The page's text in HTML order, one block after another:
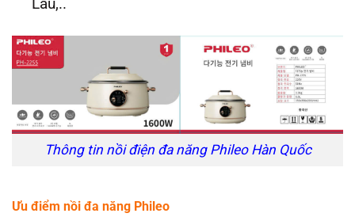
Lẩu,..
Thông tin nồi điện đa năng Phileo Hàn Quốc
Ưu điểm nồi đa năng Phileo